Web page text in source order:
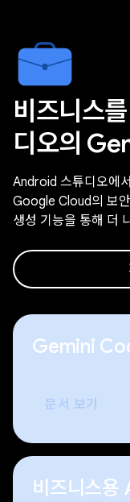
비즈니스
디오의
Android 스튜디오에
Google Cloud의 보
생성 기능을 통해 더
Gemini
문서 보기
비즈니스용